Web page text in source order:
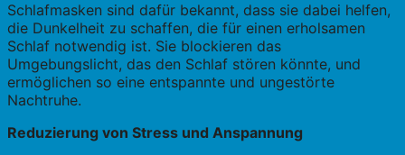
Schlafmasken sind dafür bekannt, dass sie dabei helfen,
die Dunkelheit zu schaffen, die für einen erholsamen
Schlaf notwendig ist. Sie blockieren das
Umgebungslicht, das den Schlaf stören könnte, und
ermöglichen so eine entspannte und ungestörte
Nachtruhe.
Reduzierung von Stress und Anspannung